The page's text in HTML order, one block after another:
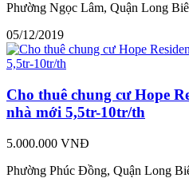
Phường Ngọc Lâm, Quận Long
05/12/2019
Cho thuê chung cư Hope
nhà mới 5,5tr-10tr/th
5.000.000 VNĐ
Phường Phúc Đồng, Quận Long